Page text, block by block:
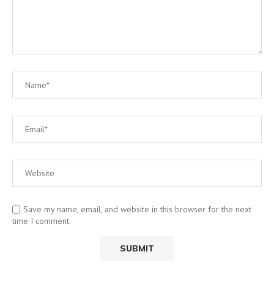
Save my name, email, and website in this browser for the next
time I comment.